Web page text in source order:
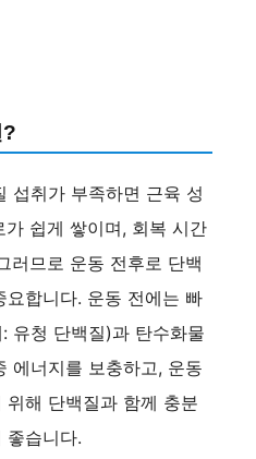
?
섭취가 부족하면 근육 성
쉽게 쌓이며, 회복 시간
러므로 운동 전후로 단백
합니다. 운동 전에는 빠
유청 단백질)과 탄수화물
에너지를 보충하고, 운동
해 단백질과 함께 충분
좋습니다​.